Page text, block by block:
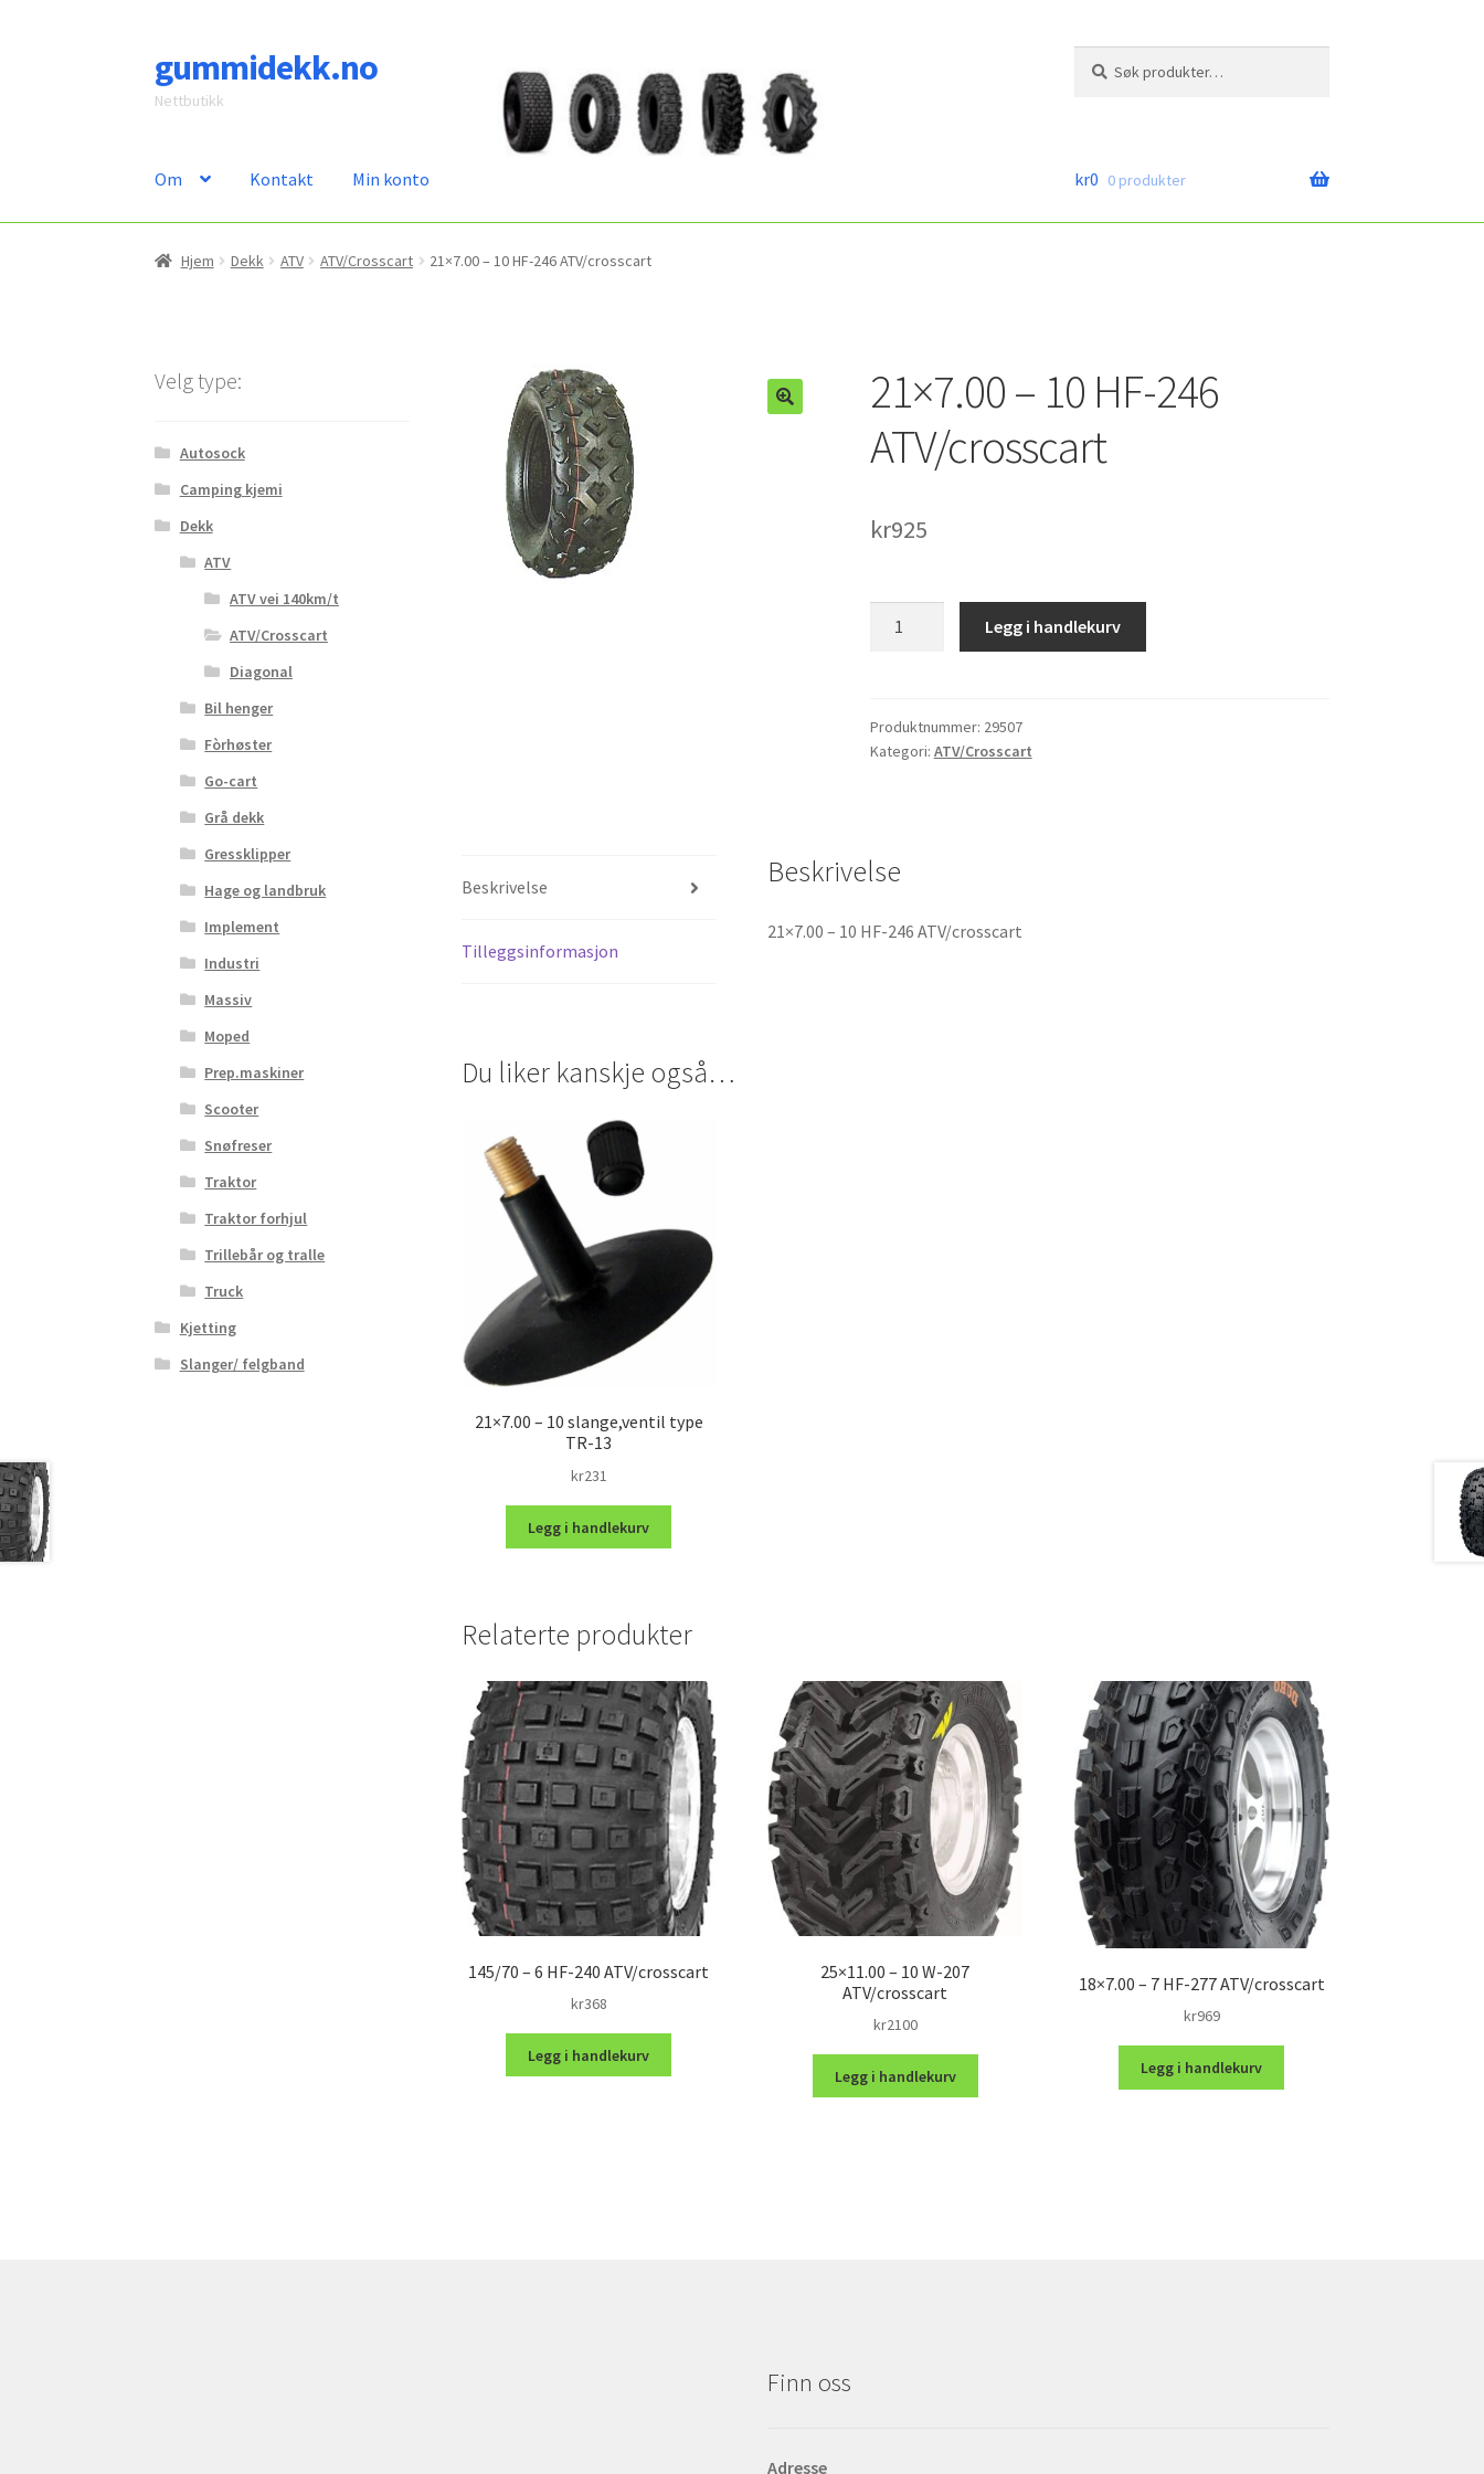
Hopp
til
navigasjon
Hopp
til
innhold
gummidekk.no
Nettbutikk
etter:
Om Kontakt Min konto kr0 0 produkter
Hjem Dekk ATV ATV/Crosscart 21×7.00 – 10 HF-246 ATV/crosscart
21×7.00 – 10 HF-246
ATV/crosscart
kr925
246
ATV/crosscart
Legg i handlekurv
Produktnummer: 29507
Kategori: ATV/Crosscart
Beskrivelse
Tilleggsinformasjon
Beskrivelse
21×7.00 – 10 HF-246 ATV/crosscart
Du liker kanskje også…
21×7.00 – 10 slange,ventil type
TR-13
kr231
Legg i handlekurv
Relaterte produkter
145/70 – 6 HF-240 ATV/crosscart
kr368
Legg i handlekurv
25×11.00 – 10 W-207
ATV/crosscart
kr2100
Legg i handlekurv
18×7.00 – 7 HF-277 ATV/crosscart
kr969
Legg i handlekurv
Velg type:
Autosock
Camping kjemi
Dekk
ATV
ATV vei 140km/t
ATV/Crosscart
Diagonal
Bil henger
Fòrhøster
Go-cart
Grå dekk
Gressklipper
Hage og landbruk
Implement
Industri
Massiv
Moped
Prep.maskiner
Scooter
Snøfreser
Traktor
Traktor forhjul
Trillebår og tralle
Truck
Kjetting
Slanger/ felgband
Finn oss
Adresse